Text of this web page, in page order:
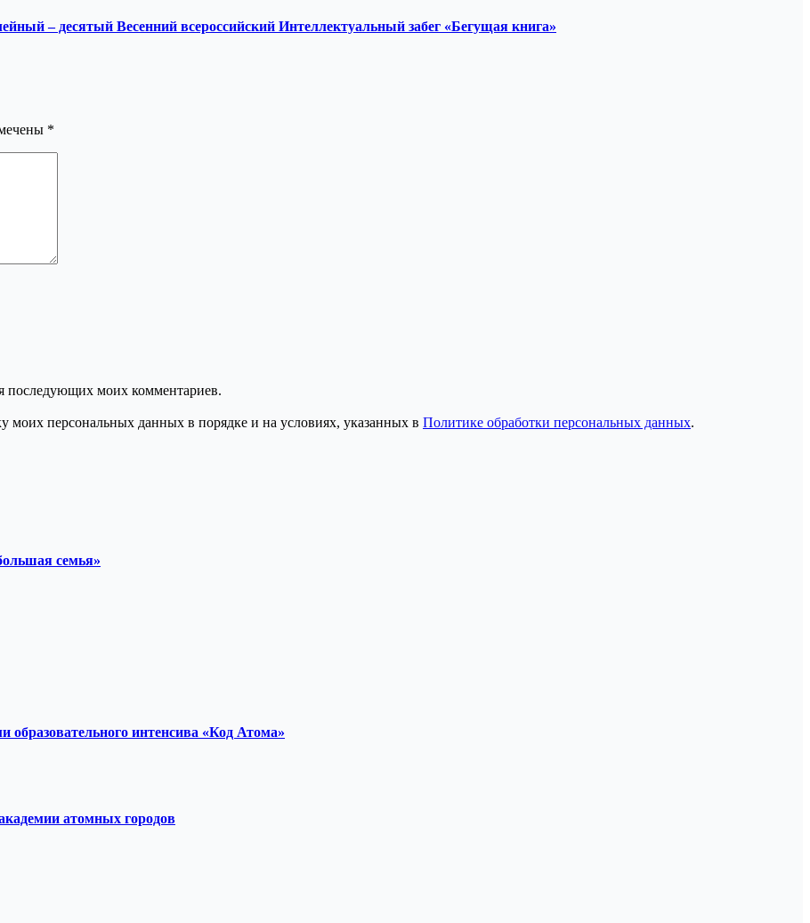
– десятый Весенний всероссийский Интеллектуальный забег «Бегущая книга»
*
последующих моих комментариев.
моих персональных данных в порядке и на условиях, указанных в Политике обработки персональных данных.
семья»
интенсива «Код Атома»
атомных городов